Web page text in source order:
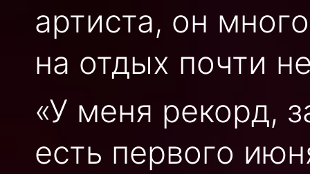
артиста, он
на отдых почти
«У меня рекорд,
есть первого